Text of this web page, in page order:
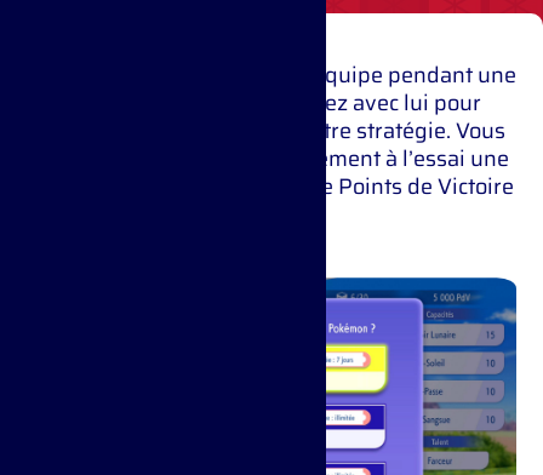
Ajoutez un Pokémon à votre équipe pendant une
période d’essai et combattez avec lui pour
découvrir s’il est adapté à votre stratégie. Vous
pouvez procéder à un recrutement à l’essai une
fois par jour sans dépenser de Points de Victoire